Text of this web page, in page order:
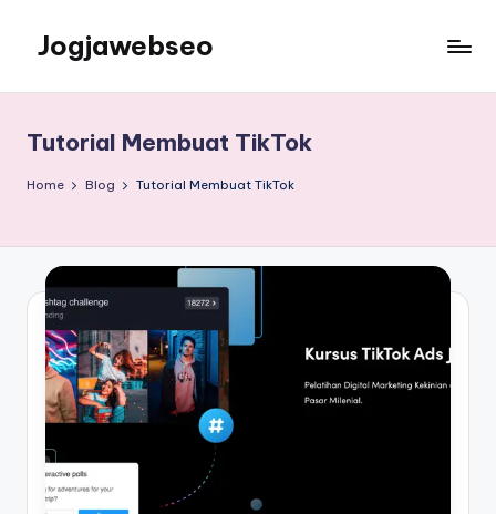
Jogjawebseo
Tutorial Membuat TikTok
Home Blog Tutorial Membuat TikTok